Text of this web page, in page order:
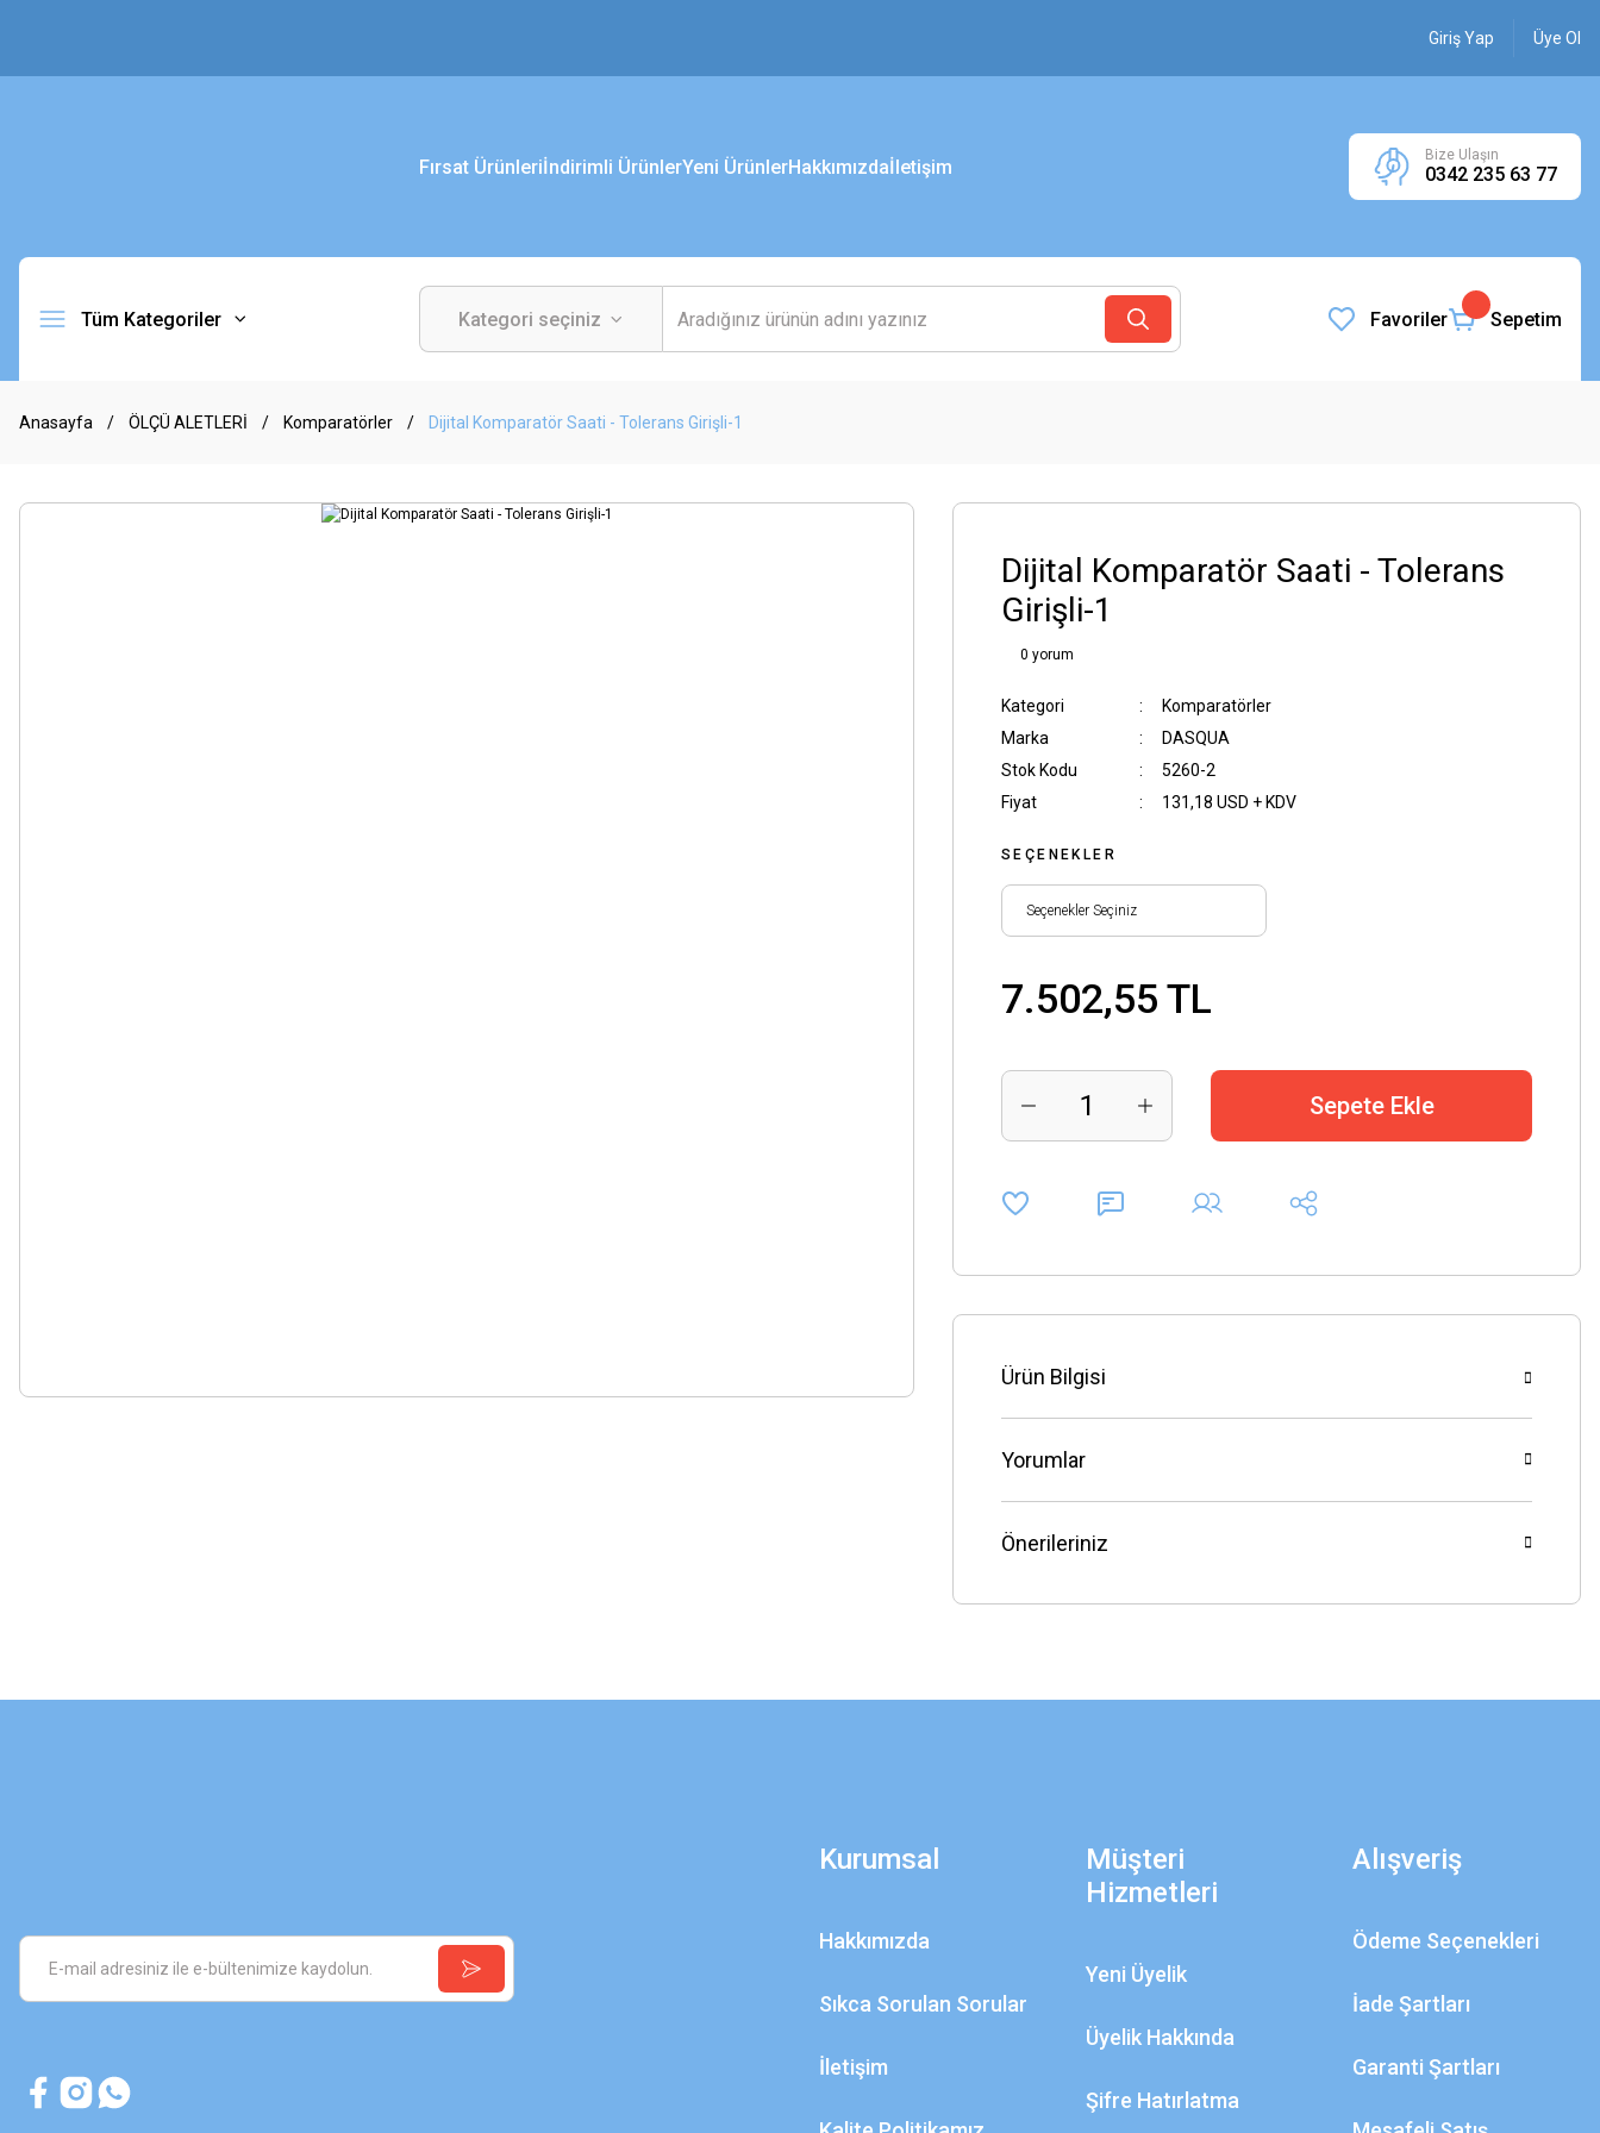
Giriş Yap Üye Ol
Fırsat Ürünleriİndirimli ÜrünlerYeni ÜrünlerHakkımızdaİletişim
Bize Ulaşın
0342 235 63 77
Tüm Kategoriler Favoriler Sepetim
Anasayfa ÖLÇÜ ALETLERİ Komparatörler Dijital Komparatör Saati - Tolerans Girişli-1
Dijital Komparatör Saati - Tolerans
Girişli-1
0 yorum
Kategori
Komparatörler
Marka
DASQUA
Stok Kodu
5260-2
Fiyat
131,18 USD + KDV
SEÇENEKLER
7.502,55 TL
Sepete Ekle
Ürün Bilgisi
Yorumlar
Önerileriniz
Kurumsal
Hakkımızda
Sıkca Sorulan Sorular
İletişim
Müşteri
Hizmetleri
Yeni Üyelik
Üyelik Hakkında
Şifre Hatırlatma
Alışveriş
Ödeme Seçenekleri
İade Şartları
Garanti Şartları